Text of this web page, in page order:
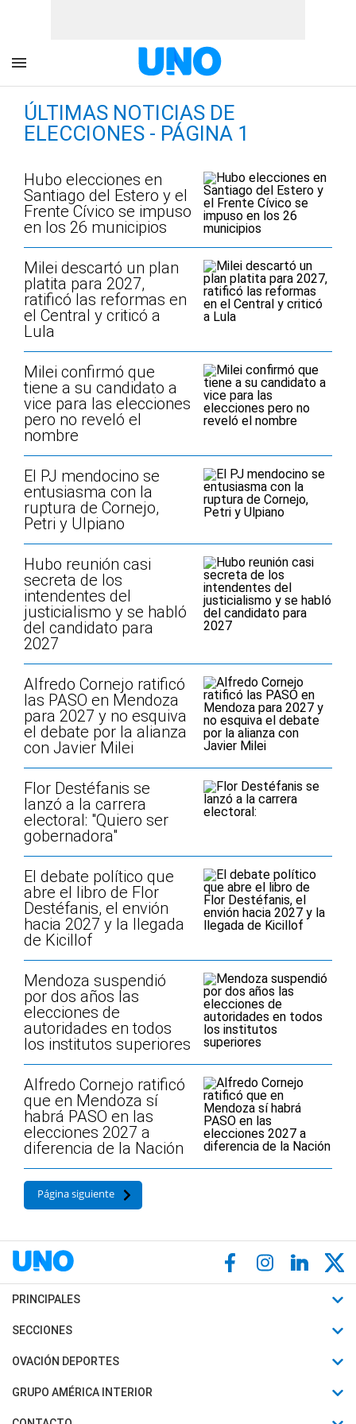
ÚLTIMAS NOTICIAS DE
ELECCIONES - PÁGINA 1
Hubo elecciones en
Santiago del Estero y el
Frente Cívico se impuso
en los 26 municipios
Milei descartó un plan
platita para 2027,
ratificó las reformas en
el Central y criticó a
Lula
Milei confirmó que
tiene a su candidato a
vice para las elecciones
pero no reveló el
nombre
El PJ mendocino se
entusiasma con la
ruptura de Cornejo,
Petri y Ulpiano
Hubo reunión casi
secreta de los
intendentes del
justicialismo y se habló
del candidato para
2027
Alfredo Cornejo ratificó
las PASO en Mendoza
para 2027 y no esquiva
el debate por la alianza
con Javier Milei
Flor Destéfanis se
lanzó a la carrera
electoral: "Quiero ser
gobernadora"
El debate político que
abre el libro de Flor
Destéfanis, el envión
hacia 2027 y la llegada
de Kicillof
Mendoza suspendió
por dos años las
elecciones de
autoridades en todos
los institutos superiores
Alfredo Cornejo ratificó
que en Mendoza sí
habrá PASO en las
elecciones 2027 a
diferencia de la Nación
Página siguiente
PRINCIPALES
Últimas Noticias
Política
SECCIONES
Horóscopo
Motores
OVACIÓN DEPORTES
Fútbol
Mundial
GRUPO AMÉRICA INTERIOR